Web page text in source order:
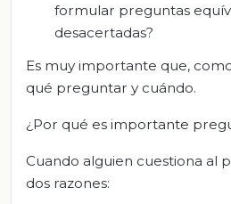
formular preguntas
desacertadas?
Es muy importante que,
qué preguntar y cuándo.
¿Por qué es importante
Cuando alguien cuestiona al
dos razones: